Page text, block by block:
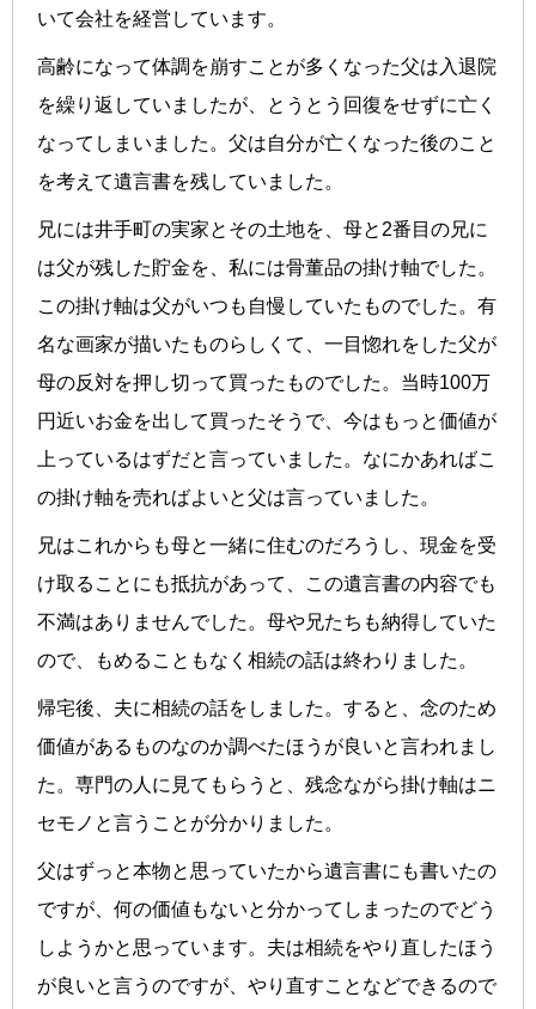
いて会社を経営しています。
高齢になって体調を崩すことが多くなった父は入退院
を繰り返していましたが、とうとう回復をせずに亡く
なってしまいました。父は自分が亡くなった後のこと
を考えて遺言書を残していました。
兄には井手町の実家とその土地を、母と2番目の兄に
は父が残した貯金を、私には骨董品の掛け軸でした。
この掛け軸は父がいつも自慢していたものでした。有
名な画家が描いたものらしくて、一目惚れをした父が
母の反対を押し切って買ったものでした。当時100万
円近いお金を出して買ったそうで、今はもっと価値が
上っているはずだと言っていました。なにかあればこ
の掛け軸を売ればよいと父は言っていました。
兄はこれからも母と一緒に住むのだろうし、現金を受
け取ることにも抵抗があって、この遺言書の内容でも
不満はありませんでした。母や兄たちも納得していた
ので、もめることもなく相続の話は終わりました。
帰宅後、夫に相続の話をしました。すると、念のため
価値があるものなのか調べたほうが良いと言われまし
た。専門の人に見てもらうと、残念ながら掛け軸はニ
セモノと言うことが分かりました。
父はずっと本物と思っていたから遺言書にも書いたの
ですが、何の価値もないと分かってしまったのでどう
しようかと思っています。夫は相続をやり直したほう
が良いと言うのですが、やり直すことなどできるので